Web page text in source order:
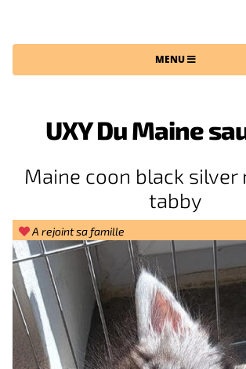
MENU
UXY Du Maine
Maine coon black silver
tabby
A rejoint sa famille